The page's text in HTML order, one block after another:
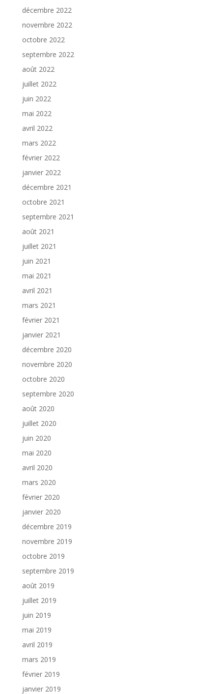
décembre 2022
novembre 2022
octobre 2022
septembre 2022
août 2022
juillet 2022
juin 2022
mai 2022
avril 2022
mars 2022
février 2022
janvier 2022
décembre 2021
octobre 2021
septembre 2021
août 2021
juillet 2021
juin 2021
mai 2021
avril 2021
mars 2021
février 2021
janvier 2021
décembre 2020
novembre 2020
octobre 2020
septembre 2020
août 2020
juillet 2020
juin 2020
mai 2020
avril 2020
mars 2020
février 2020
janvier 2020
décembre 2019
novembre 2019
octobre 2019
septembre 2019
août 2019
juillet 2019
juin 2019
mai 2019
avril 2019
mars 2019
février 2019
janvier 2019